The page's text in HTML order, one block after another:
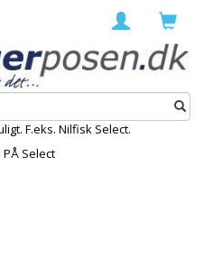
F.eks. Nilfisk Select.
PÅ Select